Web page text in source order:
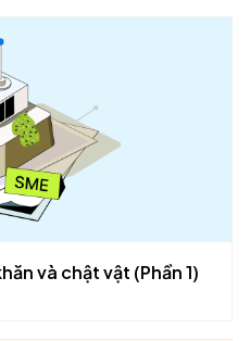
và chật vật (Phần 1)